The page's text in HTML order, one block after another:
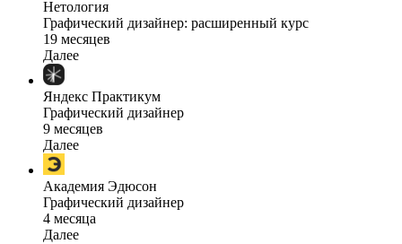
Нетология
Графический дизайнер: расширенный курс
19 месяцев
Далее
Яндекс Практикум
Графический дизайнер
9 месяцев
Далее
Академия Эдюсон
Графический дизайнер
4 месяца
Далее